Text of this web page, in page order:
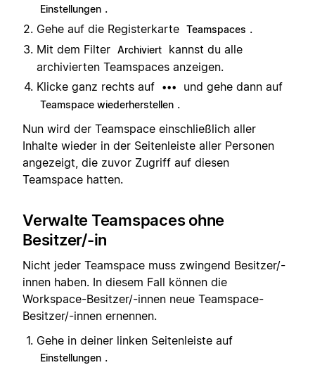
Einstellungen .
Gehe auf die Registerkarte Teamspaces .
Mit dem Filter Archiviert
kannst du alle
archivierten Teamspaces anzeigen.
Klicke ganz rechts auf
••• und gehe dann auf
Teamspace wiederherstellen .
Nun wird der Teamspace einschließlich aller
Inhalte wieder in der Seitenleiste aller Personen
angezeigt, die zuvor Zugriff auf diesen
Teamspace hatten.
Verwalte Teamspaces ohne
Besitzer/-in
Nicht jeder Teamspace muss zwingend Besitzer/-
innen haben. In diesem Fall können die
Workspace-Besitzer/-innen neue Teamspace-
Besitzer/-innen ernennen.
Gehe in deiner linken Seitenleiste auf
Einstellungen .